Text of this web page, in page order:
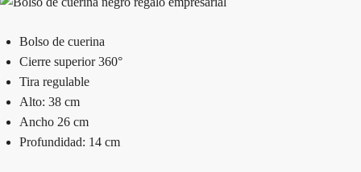
Bolso de cuerina
Cierre superior 360°
Tira regulable
Alto: 38 cm
Ancho 26 cm
Profundidad: 14 cm